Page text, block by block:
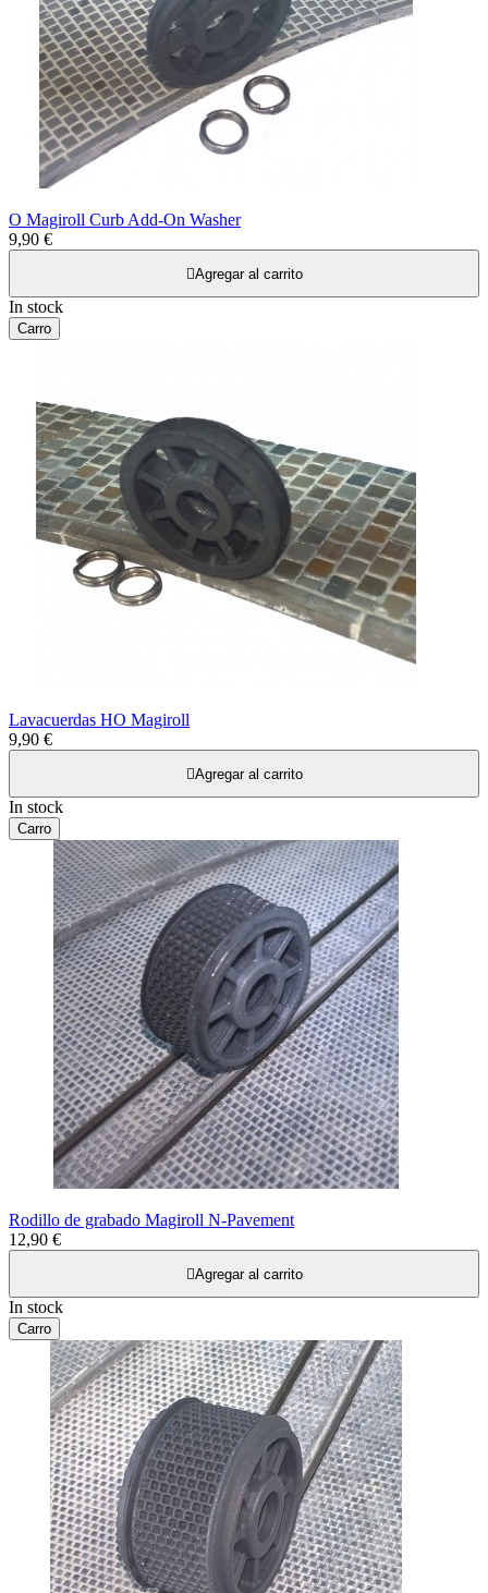
O Magiroll Curb Add-On Washer
9,90 €
Agregar al carrito
In stock
Carro
Lavacuerdas HO Magiroll
9,90 €
Agregar al carrito
In stock
Carro
Rodillo de grabado Magiroll N-Pavement
12,90 €
Agregar al carrito
In stock
Carro